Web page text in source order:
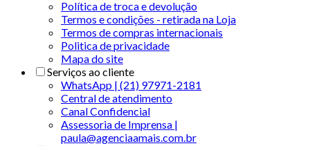
Política de troca e devolução
Termos e condições - retirada na Loja
Termos de compras internacionais
Politica de privacidade
Mapa do site
Serviços ao cliente
WhatsApp | (21) 97971-2181
Central de atendimento
Canal Confidencial
Assessoria de Imprensa |
paula@agenciaamais.com.br